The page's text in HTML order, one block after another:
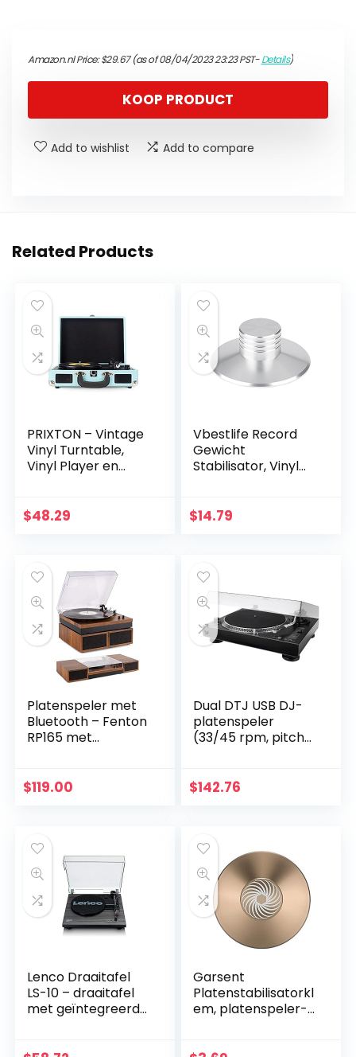
Amazon.nl Price:$29.67(as of 08/04/2023 23:23 PST-Details)
KOOP PRODUCT
Add to wishlist Add to compare
Related Products
PRIXTON – Vintage
Vinyl Turntable,
Vinyl Player en
Ingebouwde
$48.29
Vbestlife Record
Gewicht
Stabilisator, Vinyl
Stabilizer
$14.79
Platenspeler met
Bluetooth – Fenton
RP165 met
$119.00
Dual DTJ USB DJ-
platenspeler
(33/45 rpm, pitch-
naaldverlichting,
$142.76
Lenco Draaitafel
LS-10 – draaitafel
met geïntegreerde
Garsent
Platenstabilisatorkl
em, platenspeler-